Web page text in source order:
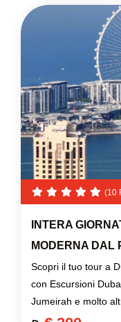
(10
INTERA
MODERNA DAL
Scopri il tuo tour a
con Escursioni
Jumeirah e molto